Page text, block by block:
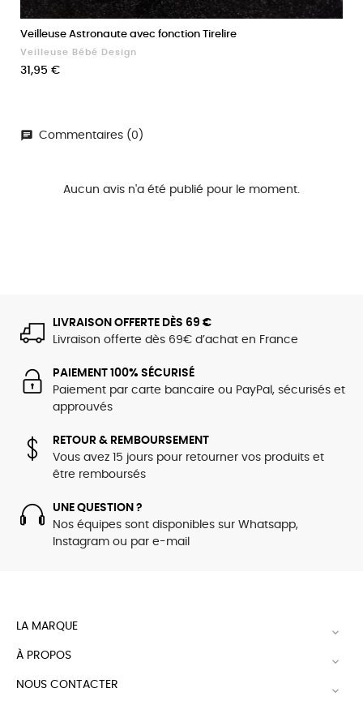
Veilleuse Astronaute avec fonction Tirelire
Veilleuse Bébé Design
Prix
31,95 €
Commentaires (0)
Aucun avis n'a été publié pour le moment.
LIVRAISON OFFERTE DÈS 69 €
Livraison offerte dès 69€ d’achat en France
PAIEMENT 100% SÉCURISÉ
Paiement par carte bancaire ou PayPal, sécurisés et
approuvés
RETOUR & REMBOURSEMENT
Vous avez 15 jours pour retourner vos produits et
être remboursés
UNE QUESTION ?
Nos équipes sont disponibles sur Whatsapp,
Instagram ou par e-mail
LA MARQUE 
À PROPOS 
NOUS CONTACTER 